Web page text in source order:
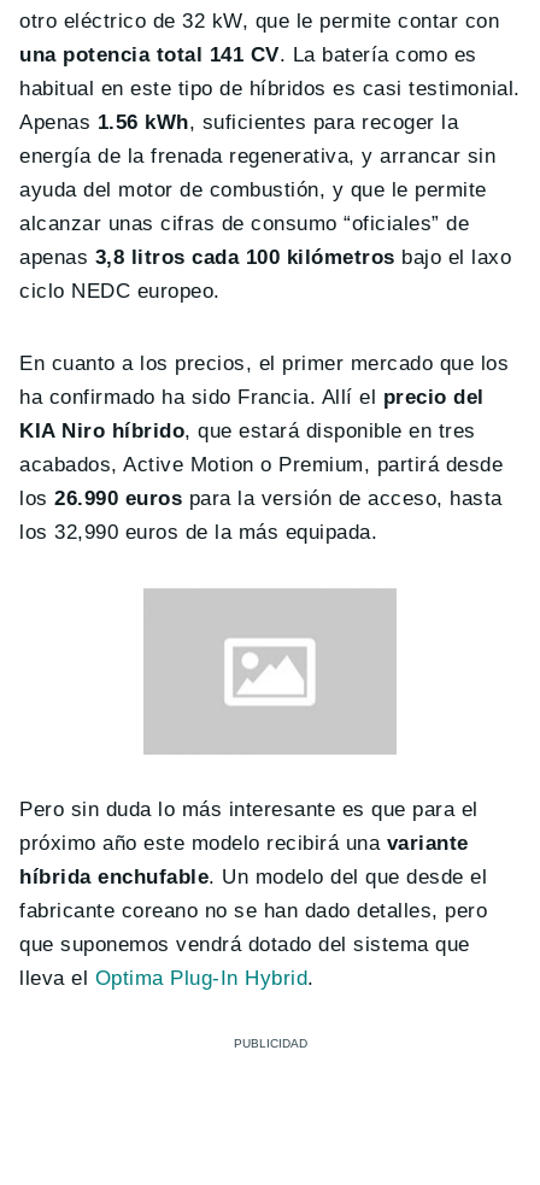
otro eléctrico de 32 kW, que le permite contar con
una potencia total 141 CV. La batería como es
habitual en este tipo de híbridos es casi testimonial.
Apenas 1.56 kWh, suficientes para recoger la
energía de la frenada regenerativa, y arrancar sin
ayuda del motor de combustión, y que le permite
alcanzar unas cifras de consumo “oficiales” de
apenas 3,8 litros cada 100 kilómetros bajo el laxo
ciclo NEDC europeo.
En cuanto a los precios, el primer mercado que los
ha confirmado ha sido Francia. Allí el precio del
KIA Niro híbrido, que estará disponible en tres
acabados, Active Motion o Premium, partirá desde
los26.990 euros para la versión de acceso, hasta
los 32,990 euros de la más equipada.
Pero sin duda lo más interesante es que para el
próximo año este modelo recibirá una variante
híbrida enchufable. Un modelo del que desde el
fabricante coreano no se han dado detalles, pero
que suponemos vendrá dotado del sistema que
lleva el Optima Plug-In Hybrid.